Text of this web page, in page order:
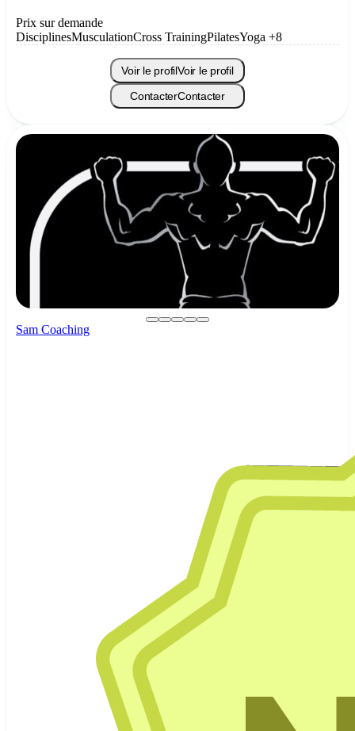
Prix sur demande
DisciplinesMusculationCross TrainingPilatesYoga +8
Voir le profilVoir le profil
ContacterContacter
Sam Coaching